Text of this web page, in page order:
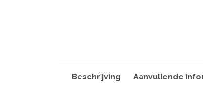
Beschrijving Aanvullende